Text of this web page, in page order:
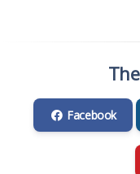
Facebook